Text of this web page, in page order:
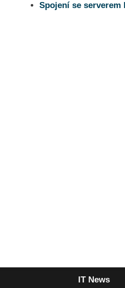
Spojení se serverem
IT News